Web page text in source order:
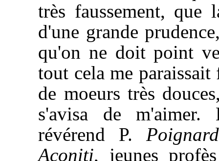
très faussement, que
d'une grande
qu'on ne doit point
tout cela me
de moeurs très
s'avisa de
révérend P.
Aconiti, jeunes